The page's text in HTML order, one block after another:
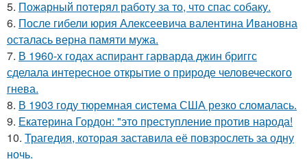
5. Пожарный потерял работу за то, что спас собаку.
6. После гибели юрия Алексеевича валентина Ивановна
осталась верна памяти мужа.
7. В 1960-х годах аспирант гарварда джин бриггс
сделала интересное открытие о природе человеческого
гнева.
8. В 1903 году тюремная система США резко сломалась.
9. Екатерина Гордон: "это преступление против народа!
10. Трагедия, которая заставила её повзрослеть за одну
ночь.